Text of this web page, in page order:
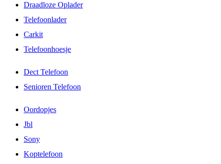
Draadloze Oplader
Telefoonlader
Carkit
Telefoonhoesje
Dect Telefoon
Senioren Telefoon
Oordopjes
Jbl
Sony
Koptelefoon